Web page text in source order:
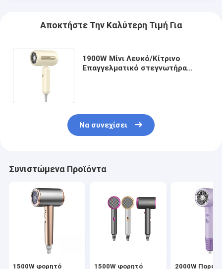
Αποκτήστε Την Καλύτερη Τιμή Για
1900W Μίνι Λευκό/Κίτρινο
Επαγγελματικό στεγνωτήρα
Να συνεχίσει
Συνιστώμενα Προϊόντα
1500W φορητό 1500W φορητό 2000W